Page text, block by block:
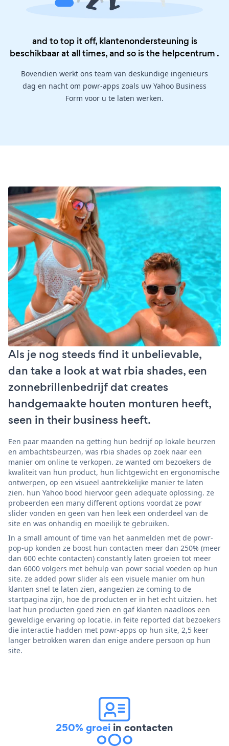
and to top it off, klantenondersteuning is
beschikbaar at all times, and so is the helpcentrum .
Bovendien werkt ons team van deskundige ingenieurs
dag en nacht om powr-apps zoals uw Yahoo Business
Form voor u te laten werken.
Als je nog steeds find it unbelievable,
dan take a look at wat rbia shades, een
zonnebrillenbedrijf dat creates
handgemaakte houten monturen heeft,
seen in their business heeft.
Een paar maanden na getting hun bedrijf op lokale beurzen
en ambachtsbeurzen, was rbia shades op zoek naar een
manier om online te verkopen. ze wanted om bezoekers de
kwaliteit van hun product, hun lichtgewicht en ergonomische
ontwerpen, op een visueel aantrekkelijke manier te laten
zien. hun Yahoo bood hiervoor geen adequate oplossing. ze
probeerden een many different options voordat ze powr
slider vonden en geen van hen leek een onderdeel van de
site en was onhandig en moeilijk te gebruiken.
In a small amount of time van het aanmelden met de powr-
pop-up konden ze boost hun contacten meer dan 250% (meer
dan 600 echte contacten) constantly laten groeien tot meer
dan 6000 volgers met behulp van powr social voeden op hun
site. ze added powr slider als een visuele manier om hun
klanten snel te laten zien, aangezien ze coming to de
startpagina zijn, hoe de producten er in het echt uitzien. het
laat hun producten goed zien en gaf klanten naadloos een
geweldige ervaring op locatie. in feite reported dat bezoekers
die interactie hadden met powr-apps op hun site, 2,5 keer
langer betrokken waren dan enige andere persoon op hun
site.
250% groei in contacten